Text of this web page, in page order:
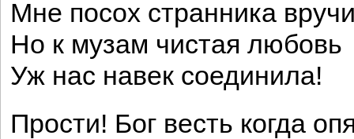
Мне посох странника
Но к музам чистая любовь
Уж нас навек соединила!
Прости! Бог весть когда